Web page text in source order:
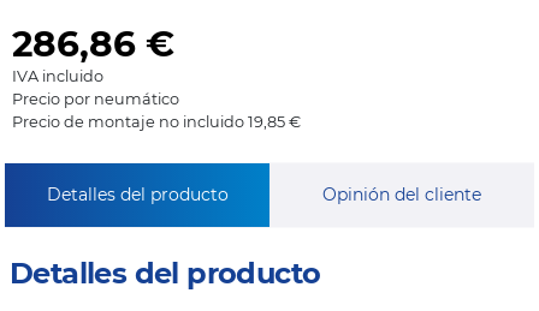
286,86 €
IVA incluido
Precio por neumático
Precio de montaje no incluido 19,85 €
Detalles del producto Opinión del cliente
Detalles del producto